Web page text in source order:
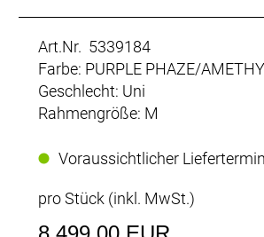
Art.Nr. 5339184
Farbe: PURPLE PHAZE/
Geschlecht: Uni
Rahmengröße: M
Voraussichtlicher
pro Stück (inkl. MwSt.)